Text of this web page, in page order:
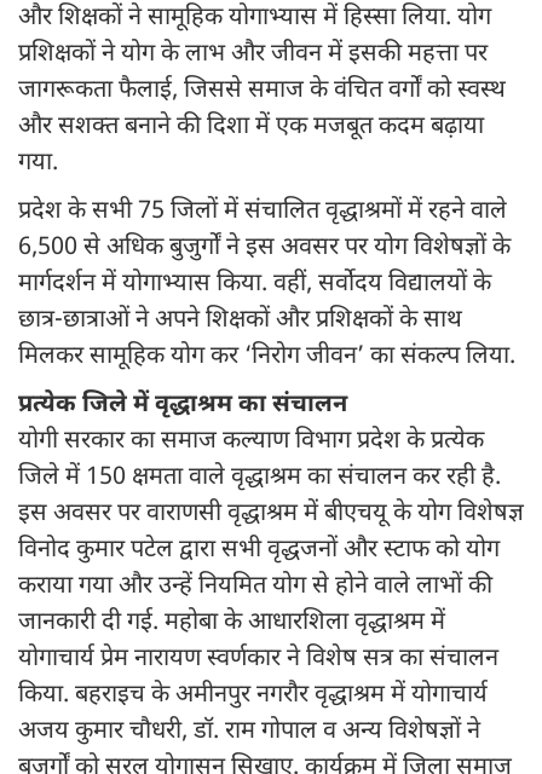
और शिक्षकों ने सामूहिक योगाभ्यास में हिस्सा लिया. योग
प्रशिक्षकों ने योग के लाभ और जीवन में इसकी महत्ता पर
जागरूकता फैलाई, जिससे समाज के वंचित वर्गों को स्वस्थ
और सशक्त बनाने की दिशा में एक मजबूत कदम बढ़ाया
गया.
प्रदेश के सभी 75 जिलों में संचालित वृद्धाश्रमों में रहने वाले
6,500 से अधिक बुजुर्गों ने इस अवसर पर योग विशेषज्ञों के
मार्गदर्शन में योगाभ्यास किया. वहीं, सर्वोदय विद्यालयों के
छात्र-छात्राओं ने अपने शिक्षकों और प्रशिक्षकों के साथ
मिलकर सामूहिक योग कर ‘निरोग जीवन’ का संकल्प लिया.
प्रत्येक जिले में वृद्धाश्रम का संचालन
योगी सरकार का समाज कल्याण विभाग प्रदेश के प्रत्येक
जिले में 150 क्षमता वाले वृद्धाश्रम का संचालन कर रही है.
इस अवसर पर वाराणसी वृद्धाश्रम में बीएचयू के योग विशेषज्ञ
विनोद कुमार पटेल द्वारा सभी वृद्धजनों और स्टाफ को योग
कराया गया और उन्हें नियमित योग से होने वाले लाभों की
जानकारी दी गई. महोबा के आधारशिला वृद्धाश्रम में
योगाचार्य प्रेम नारायण स्वर्णकार ने विशेष सत्र का संचालन
किया. बहराइच के अमीनपुर नगरौर वृद्धाश्रम में योगाचार्य
अजय कुमार चौधरी, डॉ. राम गोपाल व अन्य विशेषज्ञों ने